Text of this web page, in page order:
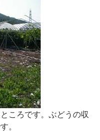
ころです。ぶどうの収
。